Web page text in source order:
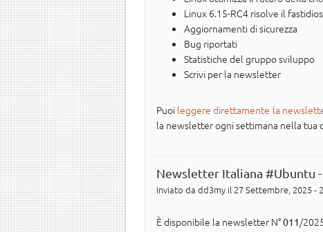
Linux 6.15-RC4 risolve il
Aggiornamenti di sicurezza
Bug riportati
Statistiche del gruppo sviluppo
Scrivi per la newsletter
Puoi leggere direttamente la
la newsletter ogni settimana nella tua
Newsletter Italiana #Ubuntu
Inviato da dd3my il 27 Settembre, 2025 -
È disponibile la newsletter N°011/